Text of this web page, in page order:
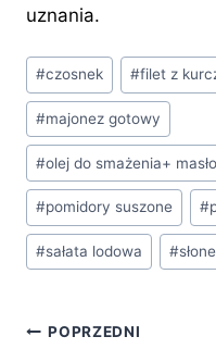
uznania.
Tagi
wpisu:
#czosnek #filet z
#majonez gotowy
#olej do smażenia+
#pomidory suszone #
#sałata lodowa #
Nawigacja
POPRZEDNI